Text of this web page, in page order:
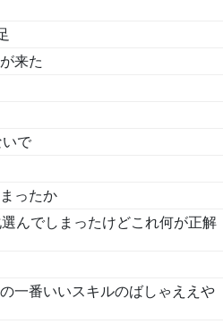
来た
で
ったか
んでしまったけどこれ何が正解
一番いいスキルのばしゃええや